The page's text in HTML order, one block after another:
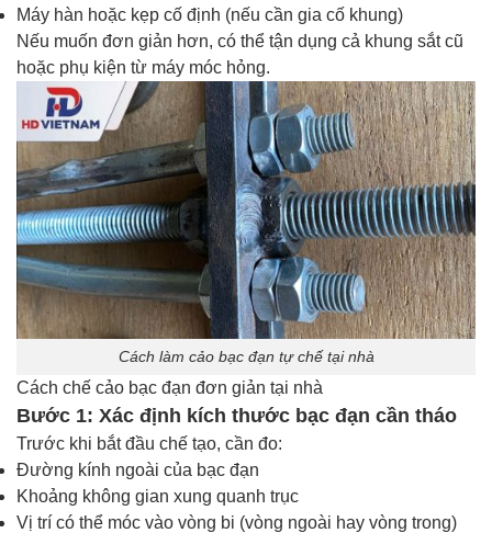
Máy hàn hoặc kẹp cố định (nếu cần gia cố khung)
Nếu muốn đơn giản hơn, có thể tận dụng cả khung sắt cũ
hoặc phụ kiện từ máy móc hỏng.
Cách làm cảo bạc đạn tự chế tại nhà
Cách chế cảo bạc đạn đơn giản tại nhà
Bước 1: Xác định kích thước bạc đạn cần tháo
Trước khi bắt đầu chế tạo, cần đo:
Đường kính ngoài của bạc đạn
Khoảng không gian xung quanh trục
Vị trí có thể móc vào vòng bi (vòng ngoài hay vòng trong)